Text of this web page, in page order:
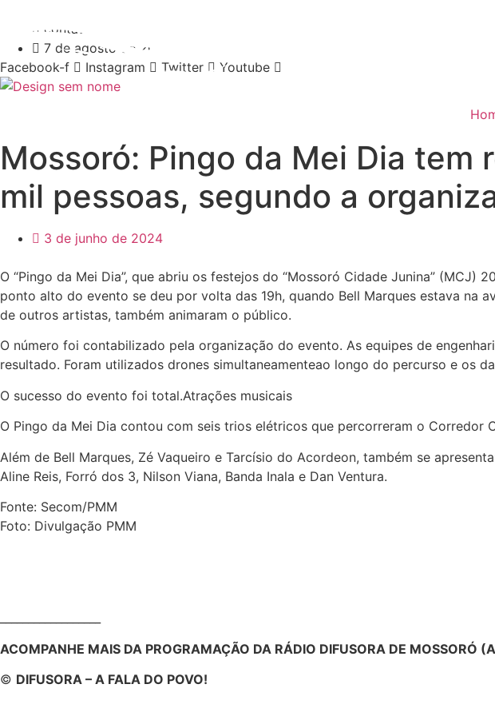
conteúdo
contato@difusoramossoro.com.br
7 de agosto de 2026 16:51
Facebook-f
Instagram Twitter Youtube
Mossoró: Pingo da Mei Dia
mil pessoas, segundo a
3 de junho de 2024
O “Pingo da Mei Dia”, que abriu os festejos do “Mossoró Cidade Junina”
ponto alto do evento se deu por volta das 19h, quando Bell Marques estava na
de outros artistas, também animaram o público.
O número foi contabilizado pela organização do evento. As equipes de
resultado. Foram utilizados drones simultaneamenteao longo do percurso e os
O sucesso do evento foi total.Atrações musicais
O Pingo da Mei Dia contou com seis trios elétricos que percorreram o
Além de Bell Marques, Zé Vaqueiro e Tarcísio do Acordeon, também se
Aline Reis, Forró dos 3, Nilson Viana, Banda Inala e Dan Ventura.
Fonte: Secom/PMM
Foto: Divulgação PMM
ACOMPANHE MAIS DA PROGRAMAÇÃO DA RÁDIO DIFUSORA DE MOSSORÓ
© DIFUSORA – A FALA DO POVO!